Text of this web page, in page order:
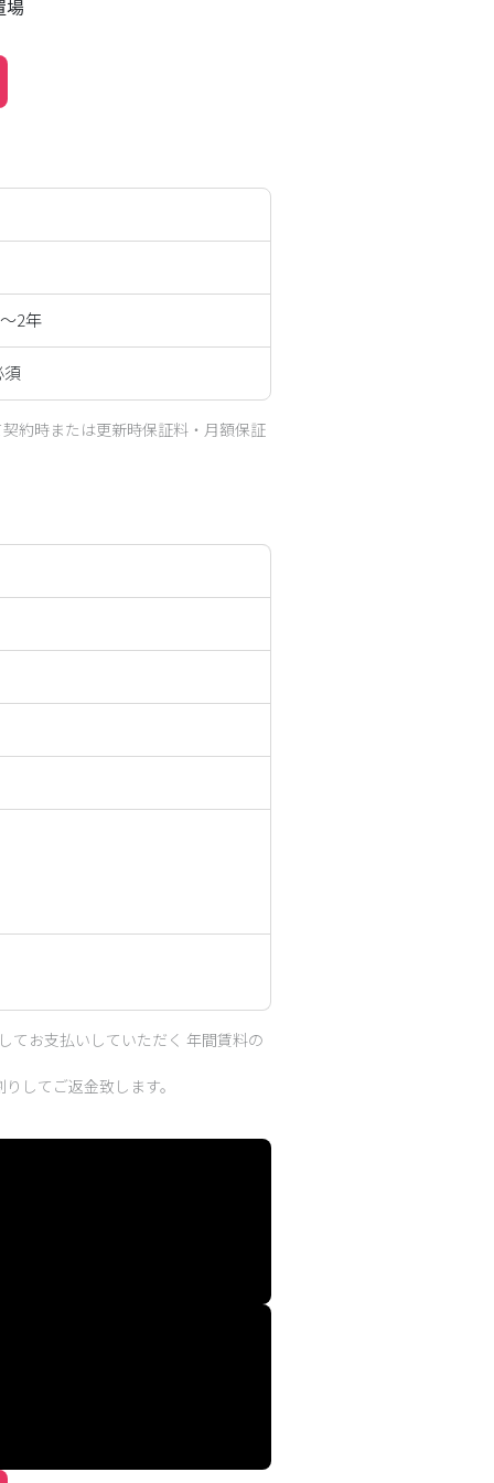
場
2年
須
約時または更新時保証料・月額保証
てお支払いしていただく 年間賃料の
してご返金致します。